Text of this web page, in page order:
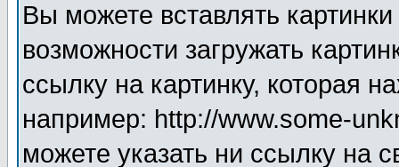
Вы можете вставлять
возможности загружать
ссылку на картинку, которая
например: http://www.some-
можете указать ни ссылку на